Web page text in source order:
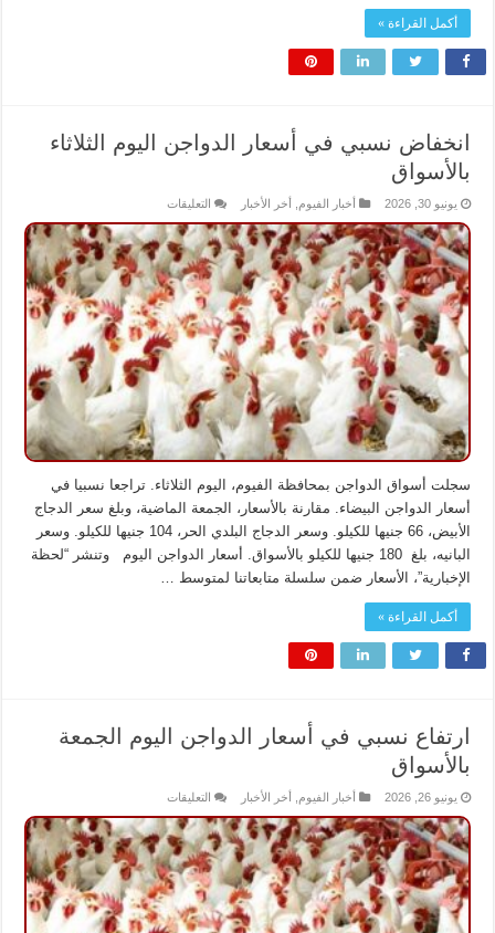
أكمل القراءة »
انخفاض نسبي في أسعار الدواجن اليوم الثلاثاء
بالأسواق
يونيو 30, 2026 أخبار الفيوم أخر الأخبار التعليقاتعلى
نسبي
في
أسعار
الدواجن
اليوم
الثلاثاء
بالأسواق
مغلقة
سجلت أسواق الدواجن بمحافظة الفيوم، اليوم الثلاثاء. تراجعا نسبيا في
أسعار الدواجن البيضاء. مقارنة بالأسعار، الجمعة الماضية، وبلغ سعر الدجاج
الأبيض، 66 جنيها للكيلو. وسعر الدجاج البلدي الحر، 104 جنيها للكيلو. وسعر
البانيه، بلغ 180 جنيها للكيلو بالأسواق. أسعار الدواجن اليوم وتنشر “لحظة
الإخبارية”، الأسعار ضمن سلسلة متابعاتنا لمتوسط …
أكمل القراءة »
ارتفاع نسبي في أسعار الدواجن اليوم الجمعة
بالأسواق
يونيو 26, 2026 أخبار الفيوم أخر الأخبار التعليقاتعلى
نسبي
في
أسعار
الدواجن
اليوم
الجمعة
بالأسواق
مغلقة